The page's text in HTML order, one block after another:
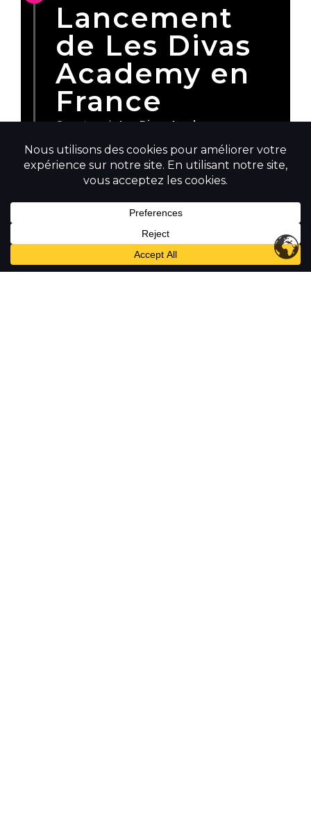
Lancement
de Les Divas
Academy en
France
Ouverture deLes Divas Academyen
développement avec une implantation
physique et une ambition forte : former,